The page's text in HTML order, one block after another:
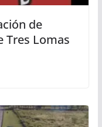
de
Tres Lomas